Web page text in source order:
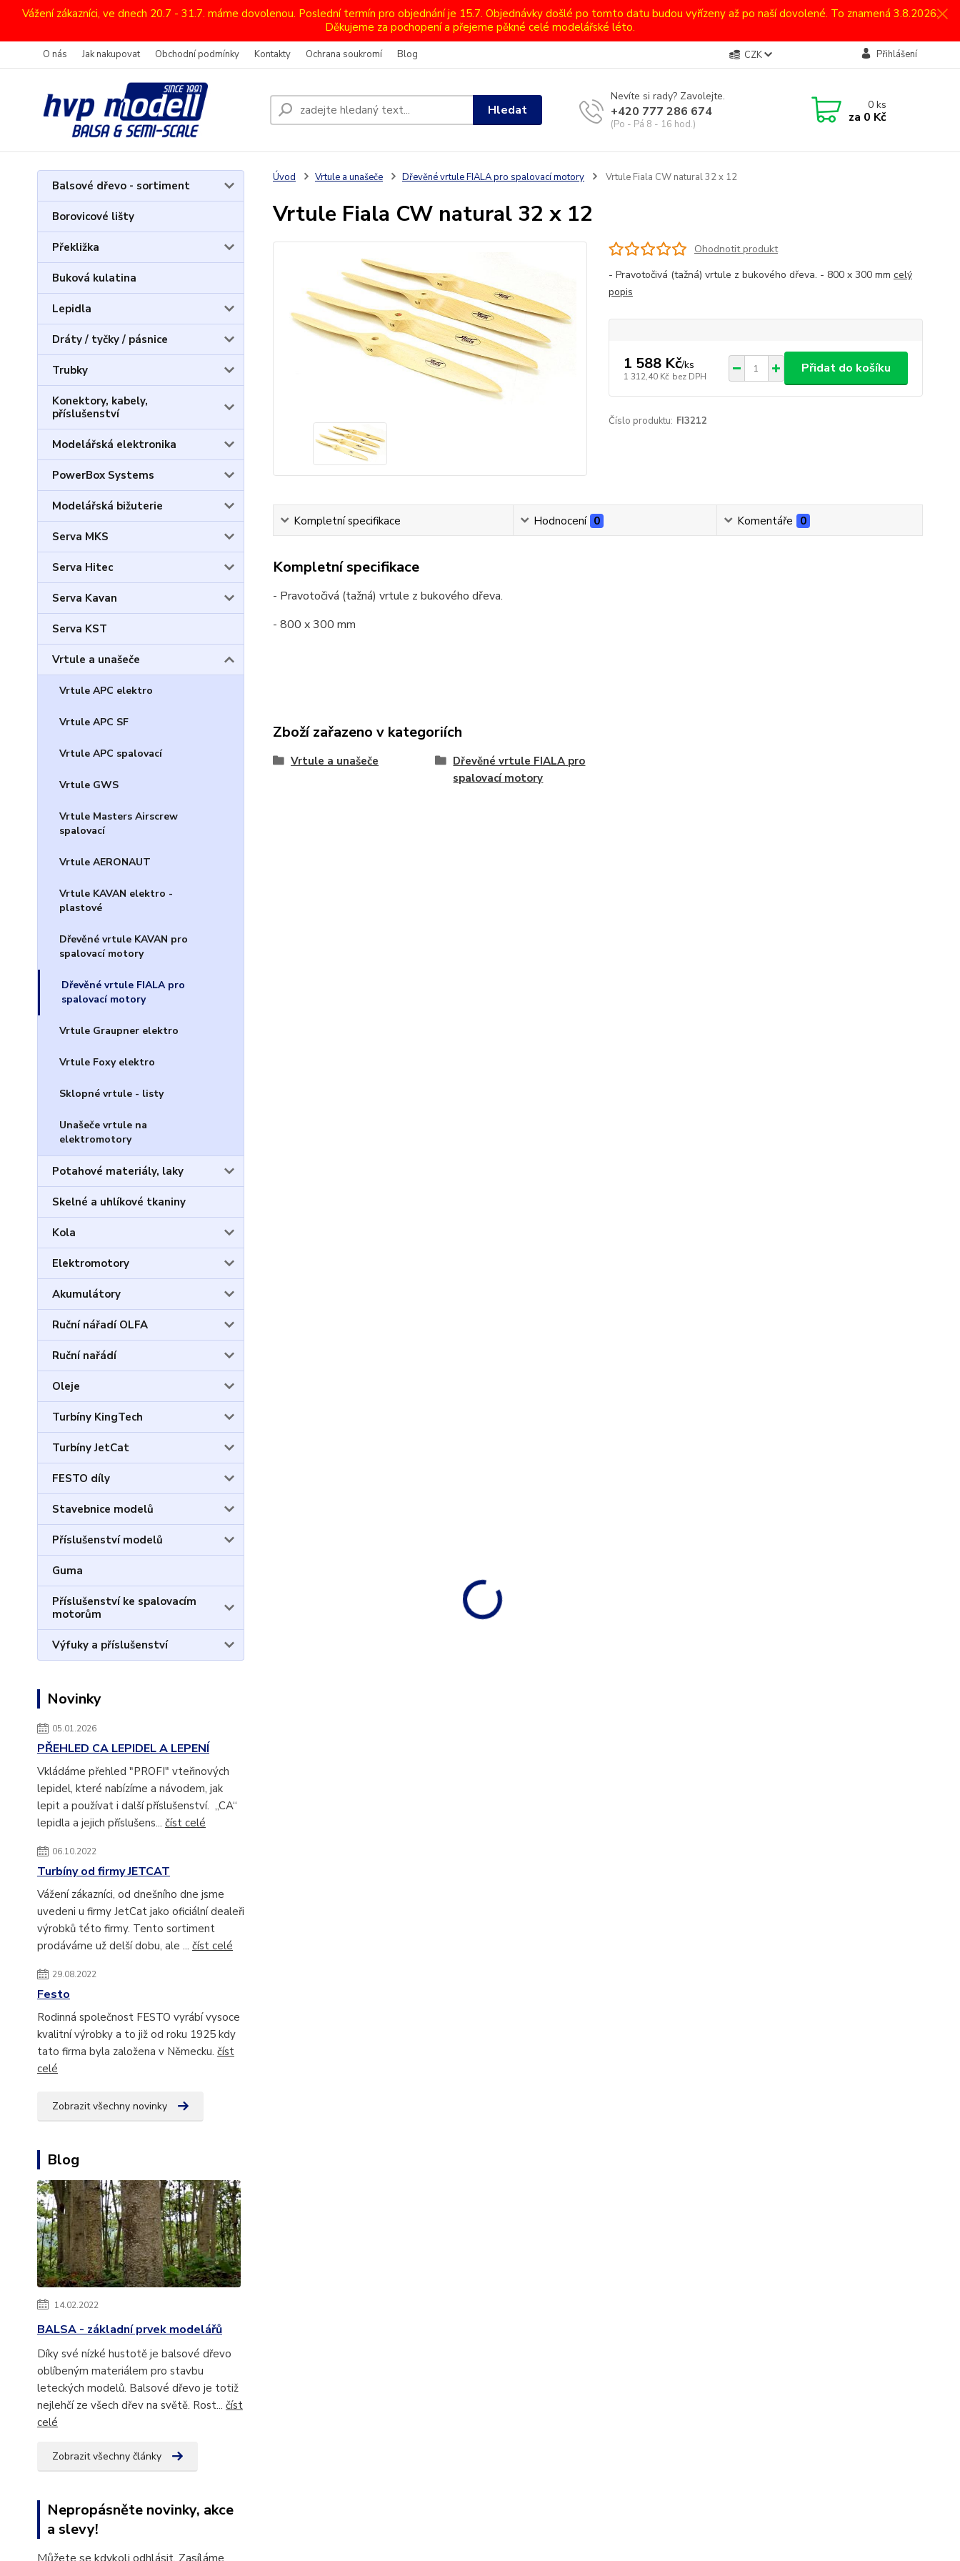
Vážení zákazníci, ve dnech 20.7 - 31.7. máme dovolenou. Poslední termín pro objednání je 15.7. Objednávky došlé po tomto datu budou vyřízeny až po naší dovolené. To znamená 3.8.2026.
Děkujeme za pochopení a přejeme pěkné celé modelářské léto.
O nás Jak nakupovat Obchodní podmínky Kontakty Ochrana soukromí Blog CZK Přihlášení
Hledat
Nevíte si rady? Zavolejte.
+420 777 286 674
(Po - Pá 8 - 16 hod.)
0ks
za 0 Kč
Balsové dřevo - sortiment
Borovicové lišty
Překližka
Buková kulatina
Lepidla
Dráty / tyčky / pásnice
Trubky
Konektory, kabely,
příslušenství
Modelářská elektronika
PowerBox Systems
Modelářská bižuterie
Serva MKS
Serva Hitec
Serva Kavan
Serva KST
Vrtule a unašeče
Vrtule APC elektro
Vrtule APC SF
Vrtule APC spalovací
Vrtule GWS
Vrtule Masters Airscrew
spalovací
Vrtule AERONAUT
Vrtule KAVAN elektro -
plastové
Dřevěné vrtule KAVAN pro
spalovací motory
Dřevěné vrtule FIALA pro
spalovací motory
Vrtule Graupner elektro
Vrtule Foxy elektro
Sklopné vrtule - listy
Unašeče vrtule na
elektromotory
Potahové materiály, laky
Skelné a uhlíkové tkaniny
Kola
Elektromotory
Akumulátory
Ruční nářadí OLFA
Ruční nařádí
Oleje
Turbíny KingTech
Turbíny JetCat
FESTO díly
Stavebnice modelů
Příslušenství modelů
Guma
Příslušenství ke spalovacím
motorům
Výfuky a příslušenství
Novinky
05.01.2026
PŘEHLED CA LEPIDEL A LEPENÍ
Vkládáme přehled "PROFI" vteřinových
lepidel, které nabízíme a návodem, jak
lepit a používat i další příslušenství. „CA“
lepidla a jejich příslušens... číst celé
06.10.2022
Turbíny od firmy JETCAT
Vážení zákazníci, od dnešního dne jsme
uvedeni u firmy JetCat jako oficiální dealeři
výrobků této firmy. Tento sortiment
prodáváme už delší dobu, ale ... číst celé
29.08.2022
Festo
Rodinná společnost FESTO vyrábí vysoce
kvalitní výrobky a to již od roku 1925 kdy
tato firma byla založena v Německu. číst
celé
Zobrazit všechny novinky
Blog
14.02.2022
BALSA - základní prvek modelářů
Díky své nízké hustotě je balsové dřevo
oblíbeným materiálem pro stavbu
leteckých modelů. Balsové dřevo je totiž
nejlehčí ze všech dřev na světě. Rost... číst
celé
Zobrazit všechny články
Nepropásněte novinky, akce
a slevy!
Úvod Vrtule a unašeče Dřevěné vrtule FIALA pro spalovací motory Vrtule Fiala CW natural 32 x 12
Vrtule Fiala CW natural 32 x 12
Ohodnotit produkt
- Pravotočivá (tažná) vrtule z bukového dřeva. - 800 x 300 mm celý
popis
1 588 Kč/ks
1 312,40 Kč bez DPH
Přidat do košíku
Číslo produktu: FI3212
Kompletní specifikace Hodnocení 0 Komentáře 0
Kompletní specifikace
- Pravotočivá (tažná) vrtule z bukového dřeva.
- 800 x 300 mm
Zboží zařazeno v kategoriích
Vrtule a unašeče
Dřevěné vrtule FIALA pro
spalovací motory